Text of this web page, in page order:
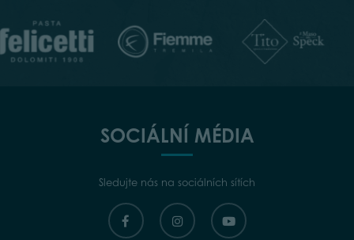
SOCIÁLNÍ MÉDIA
Sledujte nás na sociálních sítích